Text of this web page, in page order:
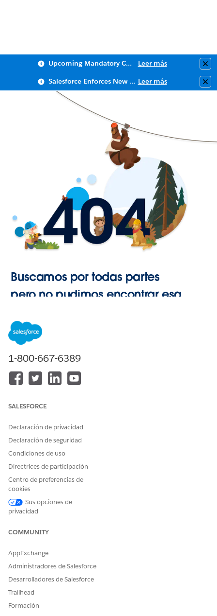
Upcoming Mandatory Changes to Public Key Infrastructure (PKI) Leer más
Salesforce Enforces New Security Requirements in Summer 2026 Leer más
Buscamos por todas partes
pero no pudimos encontrar esa
1-800-667-6389
SALESFORCE
Declaración de privacidad
Declaración de seguridad
Condiciones de uso
Directrices de participación
Centro de preferencias de
cookies
Sus opciones de
privacidad
COMMUNITY
AppExchange
Administradores de Salesforce
Desarrolladores de Salesforce
Trailhead
Formación